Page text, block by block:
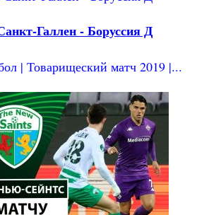
Галлен - Боруссия Д
| Товарищеский матч 2019 |...